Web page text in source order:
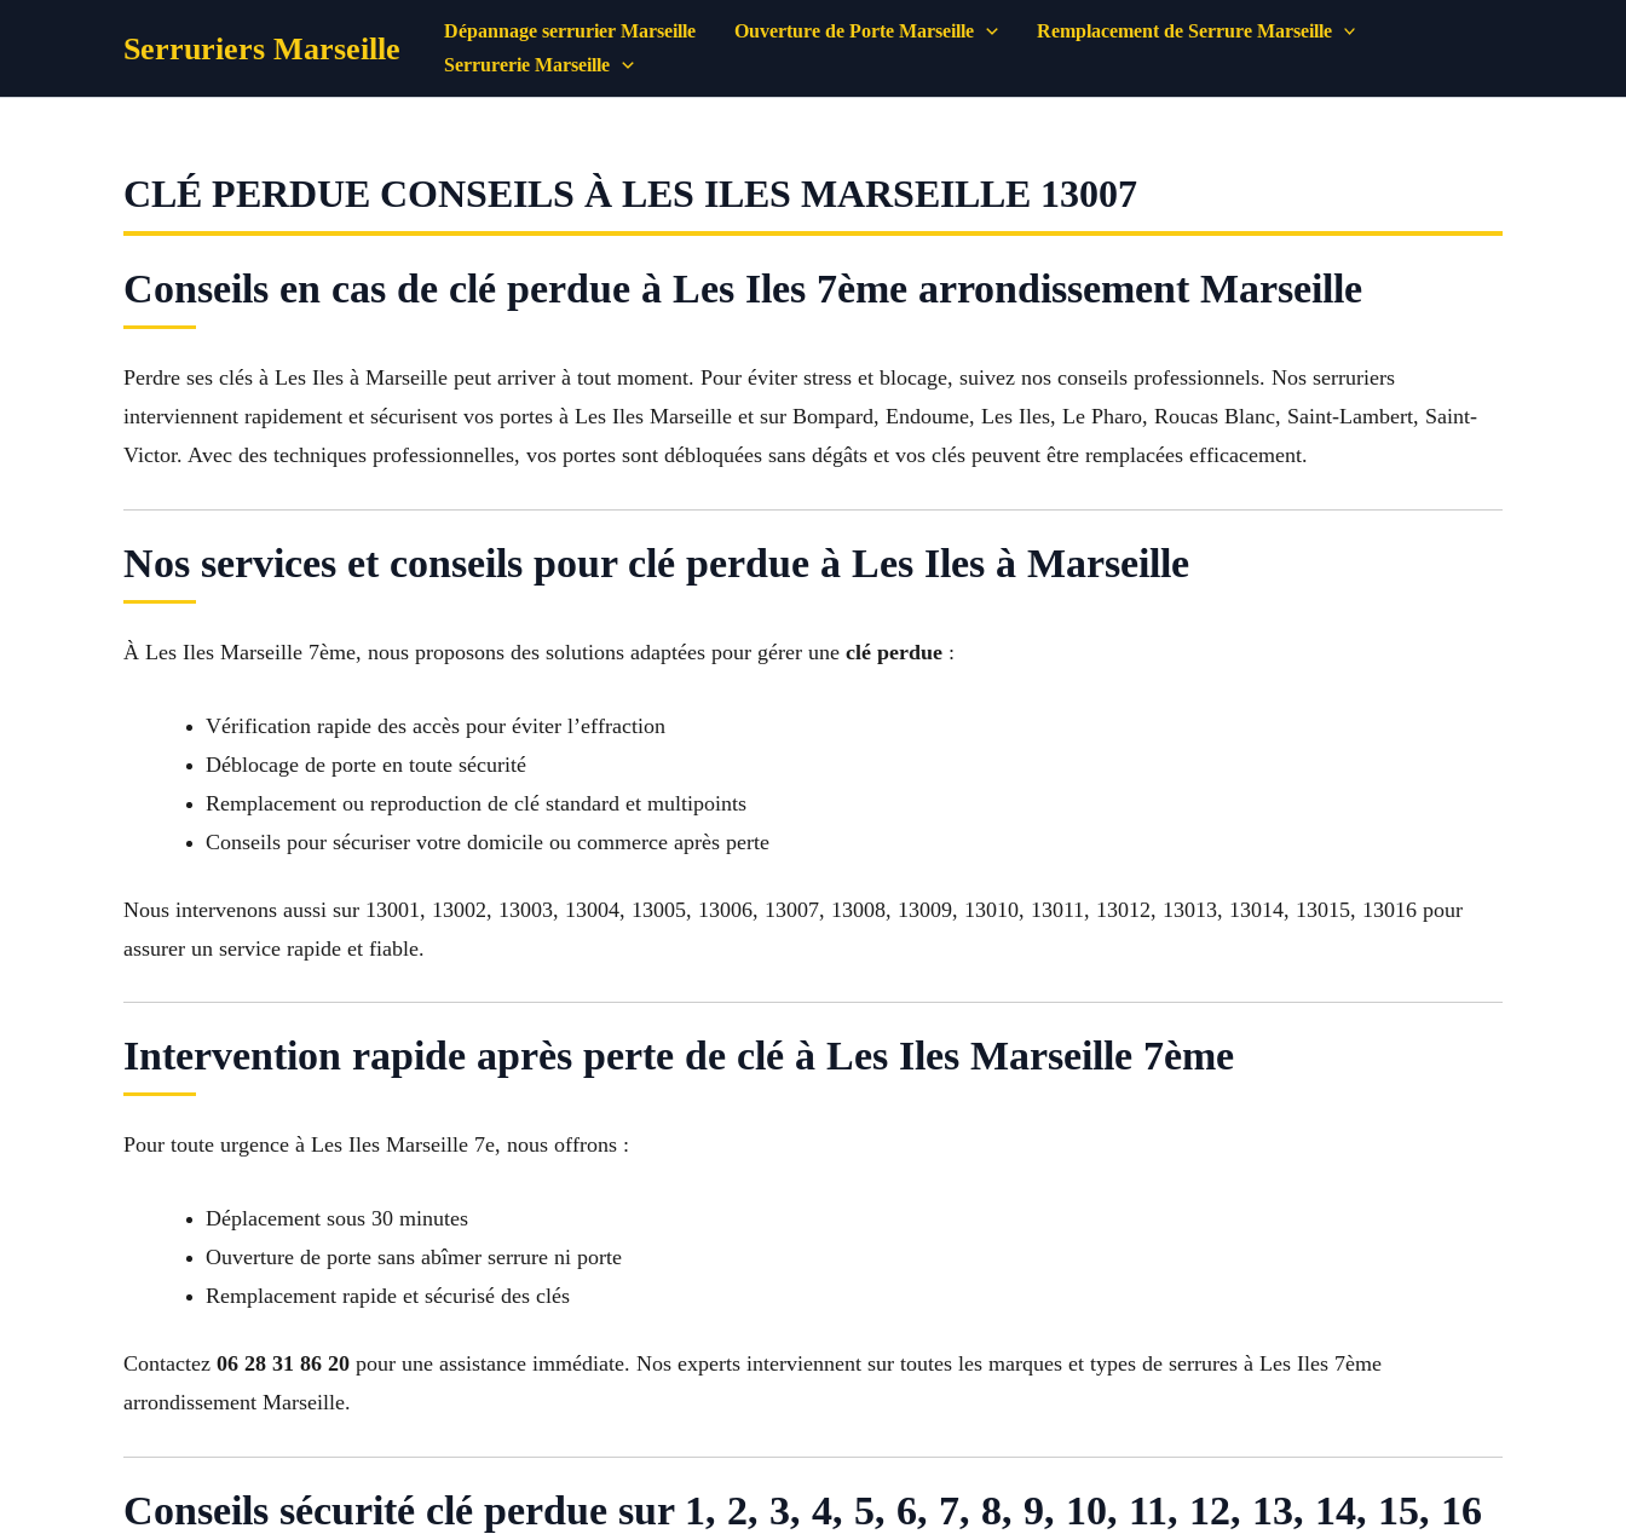
Serruriers Marseille Dépannage serrurier Marseille Ouverture de Porte Marseille
Remplacement de Serrure Marseille
Serrurerie Marseille
CLÉ PERDUE CONSEILS À LES ILES MARSEILLE 13007
Conseils en cas de clé perdue à Les Iles 7ème arrondissement Marseille
Perdre ses clés à Les Iles à Marseille peut arriver à tout moment. Pour éviter stress et blocage, suivez nos conseils professionnels. Nos serruriers
interviennent rapidement et sécurisent vos portes à Les Iles Marseille et sur Bompard, Endoume, Les Iles, Le Pharo, Roucas Blanc, Saint-Lambert, Saint-
Victor. Avec des techniques professionnelles, vos portes sont débloquées sans dégâts et vos clés peuvent être remplacées efficacement.
Nos services et conseils pour clé perdue à Les Iles à Marseille
À Les Iles Marseille 7ème, nous proposons des solutions adaptées pour gérer une clé perdue :
Vérification rapide des accès pour éviter l’effraction
Déblocage de porte en toute sécurité
Remplacement ou reproduction de clé standard et multipoints
Conseils pour sécuriser votre domicile ou commerce après perte
Nous intervenons aussi sur 13001, 13002, 13003, 13004, 13005, 13006, 13007, 13008, 13009, 13010, 13011, 13012, 13013, 13014, 13015, 13016 pour
assurer un service rapide et fiable.
Intervention rapide après perte de clé à Les Iles Marseille 7ème
Pour toute urgence à Les Iles Marseille 7e, nous offrons :
Déplacement sous 30 minutes
Ouverture de porte sans abîmer serrure ni porte
Remplacement rapide et sécurisé des clés
Contactez 06 28 31 86 20 pour une assistance immédiate. Nos experts interviennent sur toutes les marques et types de serrures à Les Iles 7ème
arrondissement Marseille.
Conseils sécurité clé perdue sur 1, 2, 3, 4, 5, 6, 7, 8, 9, 10, 11, 12, 13, 14, 15, 16